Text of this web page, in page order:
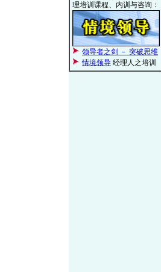
理培训课程、内训与咨询：
领导者之剑 － 突破思维
情境领导 经理人之培训